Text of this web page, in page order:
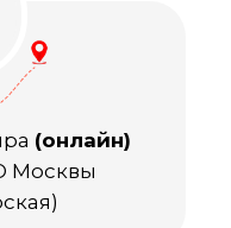
(онлайн)
Москвы